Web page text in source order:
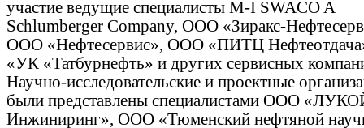
участие ведущие специалисты M-I SWACO A
Schlumberger Company, ООО «Зиракс-
ООО «Нефтесервис», ООО «ПИТЦ
«УК «Татбурнефть» и других сервисных
Научно-исследовательские и проектные
были представлены специалистами ООО
Инжиниринг», ООО «Тюменский нефтяной